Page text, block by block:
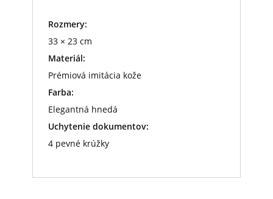
Rozmery:
33 × 23 cm
Materiál:
Prémiová imitácia kože
Farba:
Elegantná hnedá
Uchytenie dokumentov:
4 pevné krúžky